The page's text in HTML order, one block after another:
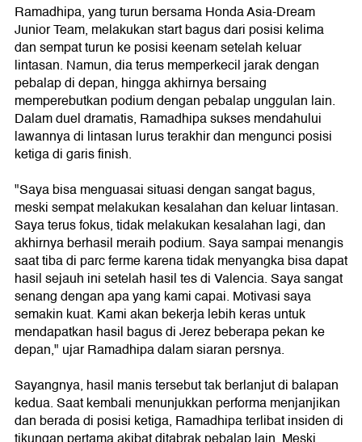
Ramadhipa, yang turun bersama Honda Asia-Dream
Junior Team, melakukan start bagus dari posisi kelima
dan sempat turun ke posisi keenam setelah keluar
lintasan. Namun, dia terus memperkecil jarak dengan
pebalap di depan, hingga akhirnya bersaing
memperebutkan podium dengan pebalap unggulan lain.
Dalam duel dramatis, Ramadhipa sukses mendahului
lawannya di lintasan lurus terakhir dan mengunci posisi
ketiga di garis finish.
"Saya bisa menguasai situasi dengan sangat bagus,
meski sempat melakukan kesalahan dan keluar lintasan.
Saya terus fokus, tidak melakukan kesalahan lagi, dan
akhirnya berhasil meraih podium. Saya sampai menangis
saat tiba di parc ferme karena tidak menyangka bisa dapat
hasil sejauh ini setelah hasil tes di Valencia. Saya sangat
senang dengan apa yang kami capai. Motivasi saya
semakin kuat. Kami akan bekerja lebih keras untuk
mendapatkan hasil bagus di Jerez beberapa pekan ke
depan," ujar Ramadhipa dalam siaran persnya.
Sayangnya, hasil manis tersebut tak berlanjut di balapan
kedua. Saat kembali menunjukkan performa menjanjikan
dan berada di posisi ketiga, Ramadhipa terlibat insiden di